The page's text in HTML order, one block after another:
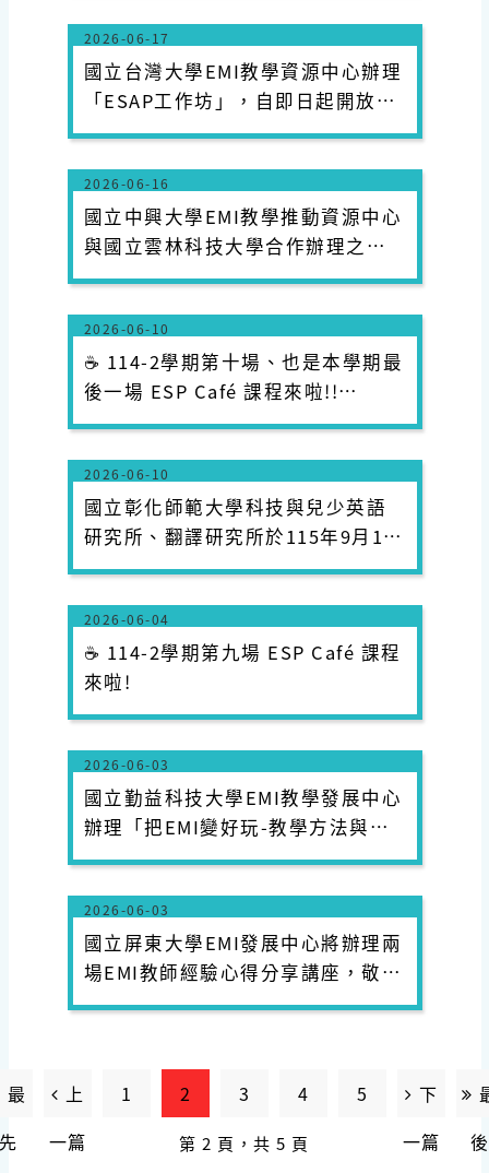
2026-06-17
國立台灣大學EMI教學資源中心辦理
「ESAP工作坊」，自即日起開放報
名，鼓勵師生踴躍報名參加。
2026-06-16
國立中興大學EMI教學推動資源中心
與國立雲林科技大學合作辦理之
「教師教學工作坊」資訊，敬請教
2026-06-10
☕️ 114-2學期第十場、也是本學期最
後一場 ESP Café 課程來啦!!
06/17（三）10:00~12:00
2026-06-10
國立彰化師範大學科技與兒少英語
研究所、翻譯研究所於115年9月11
日辦理「英語實戰工作坊：簡報、
學踴躍報名參加。
2026-06-04
☕️ 114-2學期第九場 ESP Café 課程
來啦!
2026-06-03
國立勤益科技大學EMI教學發展中心
辦理「把EMI變好玩-教學方法與教
材設計實務（Making EMI More
Methods and Materials Design）
工作坊，邀請教師踴躍參加。
2026-06-03
國立屏東大學EMI發展中心將辦理兩
場EMI教師經驗心得分享講座，敬邀
教師踴躍報名參加。
最
先
上
一篇
1 2 3 4 5
下
一篇
後
第 2 頁，共 5 頁